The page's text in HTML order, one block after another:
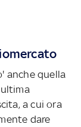
anche quella
a cui ora
dare